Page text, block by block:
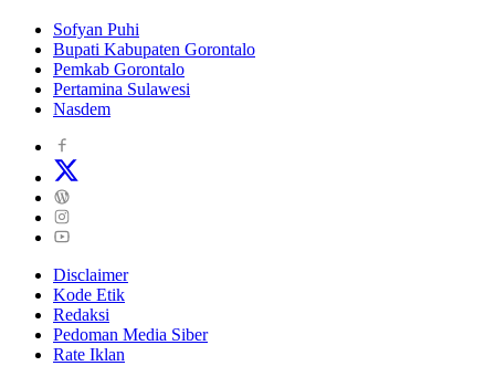
Sofyan Puhi
Bupati Kabupaten Gorontalo
Pemkab Gorontalo
Pertamina Sulawesi
Nasdem
Disclaimer
Kode Etik
Redaksi
Pedoman Media Siber
Rate Iklan